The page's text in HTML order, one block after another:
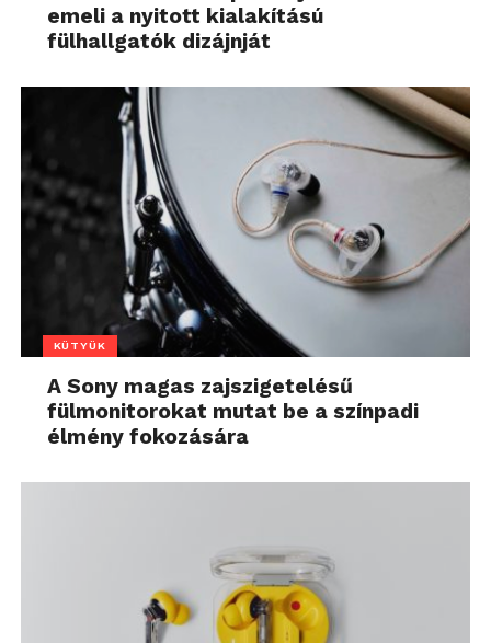
emeli a nyitott kialakítású
fülhallgatók dizájnját
KÜTYÜK
A Sony magas zajszigetelésű
fülmonitorokat mutat be a színpadi
élmény fokozására